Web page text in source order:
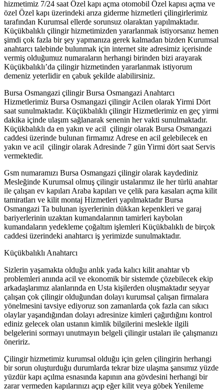
hizmetimiz 7/24 saat Özel kapı açma otomobil Özel kapısı açma ve
özel Özel kapı üzerindeki arıza giderme hizmetleri çilingirlerimiz
tarafından Kurumsal ellerde sorunsuz olaraktan yapılmaktadır.
Küçükbalıklı çilingir hizmetimizden yararlanmak istiyorsanız hemen
şimdi çok fazla bir şey yapmanıza gerek kalmadan bizden Kurumsal
anahtarcı talebinde bulunmak için internet site adresimiz içerisinde
vermiş olduğumuz numaraların herhangi birinden bizi arayarak
Küçükbalıklı’da çilingir hizmetinden yararlanmak istiyorum
demeniz yeterlidir en çabuk şekilde alabilirsiniz.
Bursa Osmangazi çilingir Bursa Osmangazi Anahtarcı
Hizmetlerimiz Bursa Osmangazi çilingir Acilen olarak Yirmi Dört
saat sunulmaktadır. Küçükbalıklı çilingir Hizmetlerimiz en geç yirmi
dakika içinde ulaşım sağlanarak senenin her vakti sunulmaktadır.
Küçükbalıklı da en yakın ve acil çilingir olarak Bursa Osmangazi
caddesi üzerinde bulunan firmamız Adrese en acil gelebilecek en
yakın ve acil çilingir olarak Adresinde 7 gün Yirmi dört saat Servis
vermektedir.
Gsm numaramızı Bursa Osmangazi çilingir olarak kaydediniz
Mesleğinde Kurumsal olmuş çilingir ustalarımız ile her türlü anahtar
ile çalışan ev kapıları Araba kapıları ve çelik para kasaları açma kilit
tamiratları ve kilit montaj Hizmetleri yapılmaktadır Bursa
Osmangazi Ta bulunan işyerlerinin dükkan kepenkleri ve garaj
bariyerlerinin uzaktan kumandalarının tamirleri kaybolan
kumandaların yedekleme çoğaltım işlemleri Küçükbalıklı de birçok
caddesi üzerindeki anahtarcı iş yerimizde sunulmaktadır.
Küçükbalıklı Anahtarcı
Sizlerin yaşamakta olduğu anlık yada kalıcı kilit anahtar vb
problemleri anında acil ve ekonomik bir sistemde çözebilecek ekip
arkadaşlarımız alanlarında en Usta kişilerden oluşmaktadır seyyar
çalışan çok çilingir olduğundan dolayı kurumsal çalışan firmalara
yönelmesini tavsiye ediyoruz son zamanlarda çok fazla can sıkıcı
olaylar yaşandığından dolayı adresinize kimleri çağırdığını kontrol
ediniz gelecek olan ustanın kimlik bilgilerini meslekle ilgili
belgelerini sormayı unutmayın belgeli çilingir ustaları ile çalışmanızı
öneririz.
Çilingir hizmetimiz kurumsal olduğu için gelen çilingirin herhangi
bir sorun oluşturduğu durumlarda tekrar bize ulaşma şansımız yüzde
yüzdür kapı açılma esnasında kapının ana gövdesini herhangi bir
zarar vermeden kapılarınızı açıp eğer kilit veya göbek Yenileme